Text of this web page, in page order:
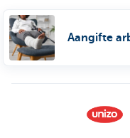
Aangifte